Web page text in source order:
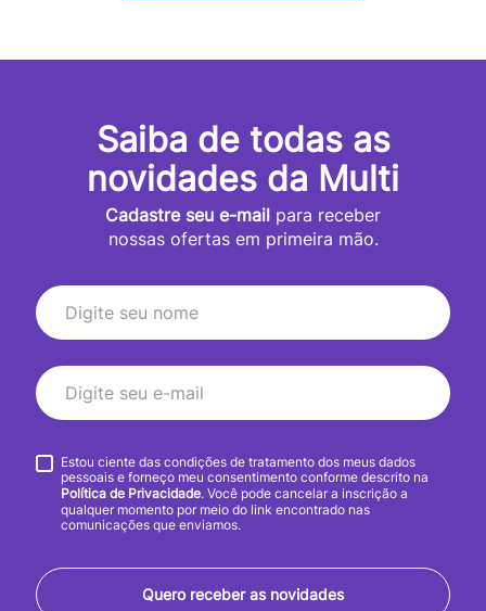
Saiba de todas as
novidades da Multi
Cadastre seu e-mail para receber
nossas ofertas em primeira mão.
Quero receber as novidades
Estou ciente das condições de tratamento dos meus dados
pessoais e forneço meu consentimento conforme descrito na
Política de Privacidade. Você pode cancelar a inscrição a
qualquer momento por meio do link encontrado nas
comunicações que enviamos.